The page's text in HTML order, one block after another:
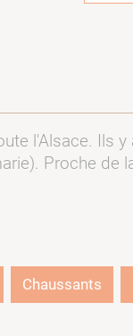
l'Alsace. Ils y
Proche de
Chaussants